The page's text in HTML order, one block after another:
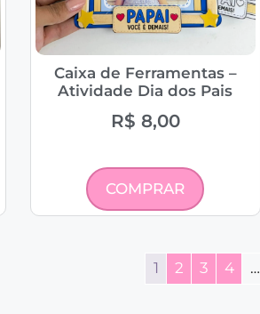
Caixa de Ferramentas –
Atividade Dia dos Pais
R$ 8,00
COMPRAR
1 2 3 4 …